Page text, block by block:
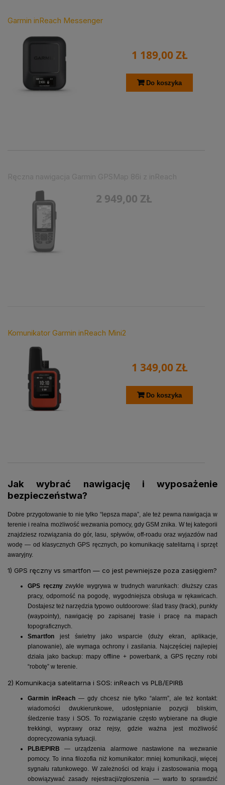
Garmin inReach Messenger
1 189,00 ZŁ
Do koszyka
2 949,00 ZŁ
Komunikator Garmin inReach Mini2
1 349,00 ZŁ
Do koszyka
Jak wybrać nawigację i wyposażenie
bezpieczeństwa?
Dobre przygotowanie to nie tylko “lepsza mapa”, ale też pewna nawigacja w
terenie i realna możliwość wezwania pomocy, gdy GSM znika. W tej kategorii
znajdziesz rozwiązania do gór, lasu, spływów, off-roadu oraz wyjazdów nad
wodę — od klasycznych GPS ręcznych, po komunikację satelitarną i sprzęt
awaryjny.
1) GPS ręczny vs smartfon — co jest pewniejsze poza zasięgiem?
GPS ręcznyzwykle wygrywa w trudnych warunkach: dłuższy czas
pracy, odporność na pogodę, wygodniejsza obsługa w rękawicach.
Dostajesz też narzędzia typowo outdoorowe: ślad trasy (track), punkty
(waypointy), nawigację po zapisanej trasie i pracę na mapach
topograficznych.
Smartfon jest świetny jako wsparcie (duży ekran, aplikacje,
planowanie), ale wymaga ochrony i zasilania. Najczęściej najlepiej
działa jako backup: mapy offline + powerbank, a GPS ręczny robi
“robotę” w terenie.
2) Komunikacja satelitarna i SOS: inReach vs PLB/EPIRB
Garmin inReach — gdy chcesz nie tylko “alarm”, ale też kontakt:
wiadomości dwukierunkowe, udostępnianie pozycji bliskim,
śledzenie trasy i SOS. To rozwiązanie często wybierane na długie
trekkingi, wyprawy oraz rejsy, gdzie ważna jest możliwość
doprecyzowania sytuacji.
PLB/EPIRB — urządzenia alarmowe nastawione na wezwanie
pomocy. To inna filozofia niż komunikator: mniej komunikacji, więcej
sygnału ratunkowego. W zależności od kraju i zastosowania mogą
obowiązywać zasady rejestracji/zgłoszenia — warto to sprawdzić